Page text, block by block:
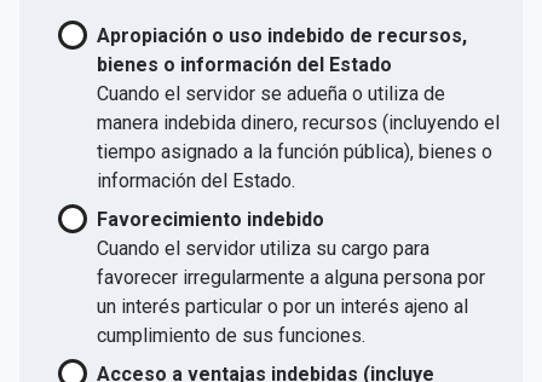
Apropiación o uso indebido de recursos,
bienes o información del Estado
Cuando el servidor se adueña o utiliza de
manera indebida dinero, recursos (incluyendo el
tiempo asignado a la función pública), bienes o
información del Estado.
Favorecimiento indebido
Cuando el servidor utiliza su cargo para
favorecer irregularmente a alguna persona por
un interés particular o por un interés ajeno al
cumplimiento de sus funciones.
Acceso a ventajas indebidas (incluye